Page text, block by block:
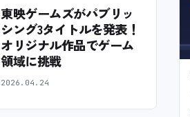
東映ゲームズがパブリッ
シング3タイトルを発表！
オリジナル作品でゲーム
領域に挑戦
2026.04.24